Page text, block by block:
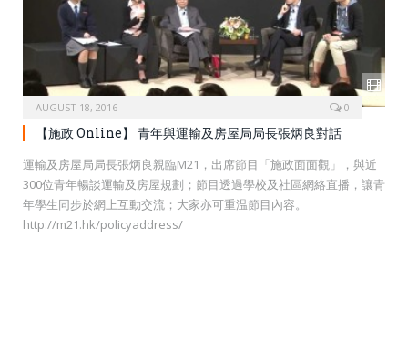
AUGUST 18, 2016 0
【施政 Online】 青年與運輸及房屋局局長張炳良對話
運輸及房屋局局長張炳良親臨M21，出席節目「施政面面觀」，與近
300位青年暢談運輸及房屋規劃；節目透過學校及社區網絡直播，讓青
年學生同步於網上互動交流；大家亦可重温節目內容。
http://m21.hk/policyaddress/